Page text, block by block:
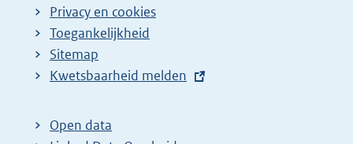
Privacy en cookies
Toegankelijkheid
Sitemap
E
t
e
Kwetsbaarheid melden
Open data